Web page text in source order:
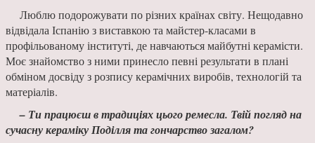
Люблю подорожувати по різних країнах сві­ту. Нещодавно
відвідала Іспанію з виставкою та майстер-класами в
профільованому інституті, де навчаються майбутні керамісти.
Моє знайомство з ними принесло певні результати в плані
обмі­ном досвіду з розпису керамічних виробів, тех­нологій та
матеріалів.
– Ти працюєш в традиціях цього ремесла. Твій погляд на
сучасну кераміку Поділля та го­нчарство загалом?